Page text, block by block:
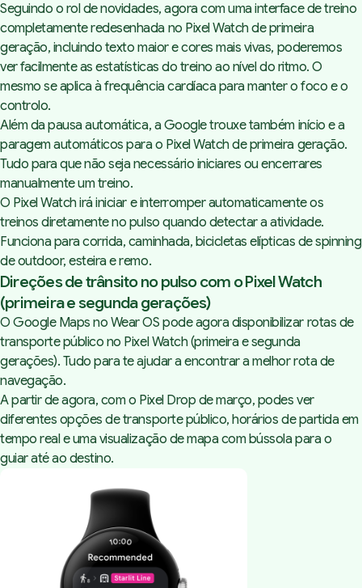
Seguindo o rol de novidades, agora com uma interface de treino
completamente redesenhada no Pixel Watch de primeira
geração, incluindo texto maior e cores mais vivas, poderemos
ver facilmente as estatísticas do treino ao nível do ritmo. O
mesmo se aplica à frequência cardíaca para manter o foco e o
controlo.
Além dapausa automática, a Google trouxe também início e a
paragem automáticos para o Pixel Watch de primeira geração.
Tudo para que não seja necessário iniciares ou encerrares
manualmente um treino.
O Pixel Watch irá iniciar e interromper automaticamente os
treinos diretamente no pulso quando detectar a atividade.
Funciona para corrida, caminhada, bicicletas elípticas de spinning
de outdoor, esteira e remo.
Direções de trânsito no pulso com o Pixel Watch
(primeira e segunda gerações)
O Google Maps no Wear OS pode agora disponibilizar rotas de
transporte público no Pixel Watch (primeira e segunda
gerações). Tudo para te ajudar a encontrar a melhor rota de
navegação.
A partir de agora, com o Pixel Drop de março, podes ver
diferentes opções de transporte público, horários de partida em
tempo real e uma visualização de mapa com bússola para o
guiar até ao destino.